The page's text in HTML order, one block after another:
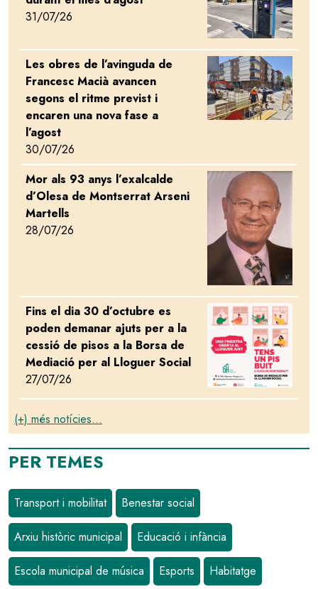
31/07/26
Les obres de l’avinguda de
Francesc Macià avancen
segons el ritme previst i
encaren una nova fase a
l’agost
30/07/26
Image
Mor als 93 anys l’exalcalde
d’Olesa de Montserrat Arseni
Martells
28/07/26
Image
Fins el dia 30 d’octubre es
poden demanar ajuts per a la
cessió de pisos a la Borsa de
Mediació per al Lloguer Social
27/07/26
Image
(+) més notícies...
PER TEMES
Transport i mobilitat Benestar social
Arxiu històric municipal Educació i infància
Escola municipal de música Esports Habitatge